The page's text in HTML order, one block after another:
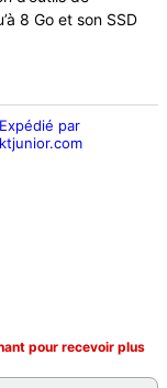
8 Go et son SSD
Expédié par
ktjunior.com
pour recevoir plus